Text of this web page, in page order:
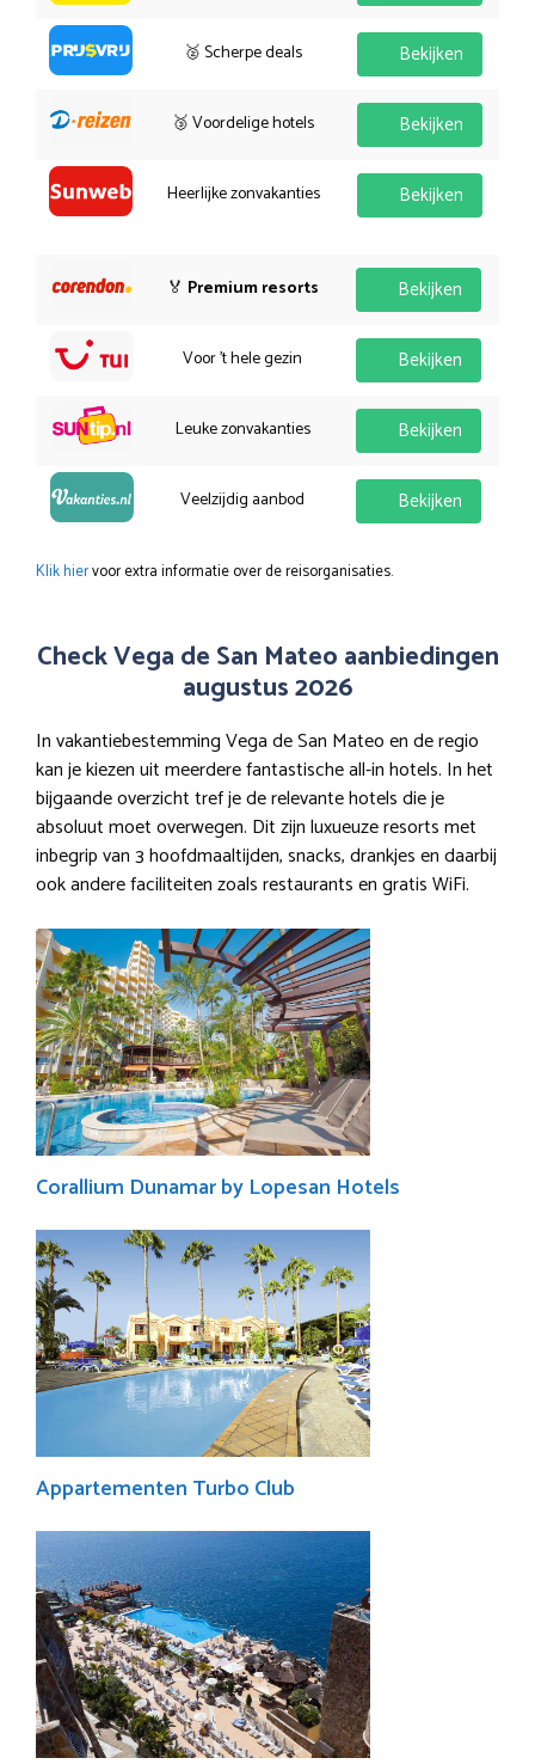
🥈 Scherpe deals Bekijken
🥉 Voordelige hotels Bekijken
Heerlijke zonvakanties Bekijken
🏅 Premium resorts Bekijken
Voor 't hele gezin Bekijken
Leuke zonvakanties Bekijken
Veelzijdig aanbod Bekijken
Klik hiervoor extra informatie over de reisorganisaties.
Check Vega de San Mateo aanbiedingen
augustus 2026
In vakantiebestemming Vega de San Mateo en de regio
kan je kiezen uit meerdere fantastische all-in hotels. In het
bijgaande overzicht tref je de relevante hotels die je
absoluut moet overwegen. Dit zijn luxueuze resorts met
inbegrip van 3 hoofdmaaltijden, snacks, drankjes en daarbij
ook andere faciliteiten zoals restaurants en gratis WiFi.
Corallium Dunamar by Lopesan Hotels
Appartementen Turbo Club